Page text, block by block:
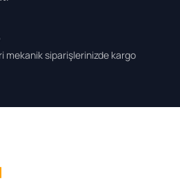
mekanik siparişlerinizde kargo